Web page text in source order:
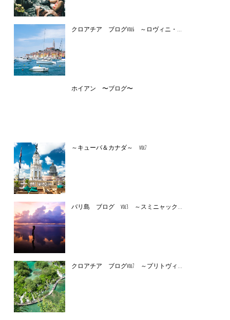
クロアチア ブログvol6 ～ロヴィニ・...
ホイアン 〜ブログ〜
～キューバ＆カナダ～ vol7
バリ島 ブログ vol3 ～スミニャック...
クロアチア ブログvol7 ～プリトヴィ...